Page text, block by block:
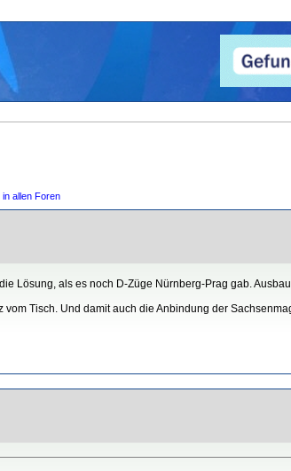
in allen Foren
Lösung, als es noch D-Züge Nürnberg-Prag gab.
Tisch. Und damit auch die Anbindung der